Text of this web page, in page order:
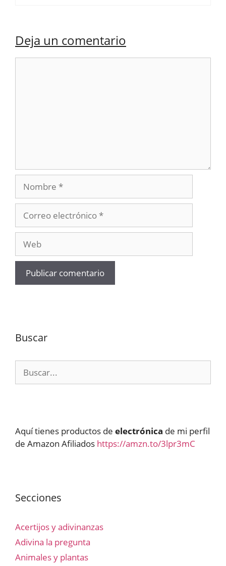
Deja un comentario
Nombre
electrónico
Buscar
Aquí tienes productos de electrónica de mi perfil
de Amazon Afiliados https://amzn.to/3lpr3mC
Secciones
Acertijos y adivinanzas
Adivina la pregunta
Animales y plantas